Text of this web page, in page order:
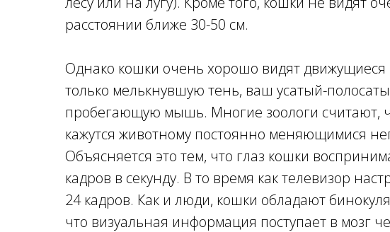
расстоянии ближе 30-50 см.
Однако кошки очень хорошо видят
только мелькнувшую тень, ваш усатый-
пробегающую мышь. Многие зоологи считают,
кажутся животному постоянно меняющимися
Объясняется это тем, что глаз кошки
кадров в секунду. В то время как телевизор
24 кадров. Как и люди, кошки обладают
что визуальная информация поступает в мозг